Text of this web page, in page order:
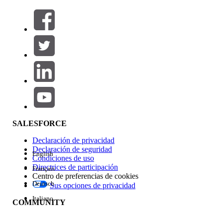
Filtros (0)
SELECCIONAR FILTROS
Área de productos
Repercusión de función
Edición
SALESFORCE
Declaración de privacidad
Declaración de seguridad
Condiciones de uso
Directrices de participación
Centro de preferencias de cookies
Sus opciones de privacidad
COMMUNITY
English
Français
Deutsch
Italiano